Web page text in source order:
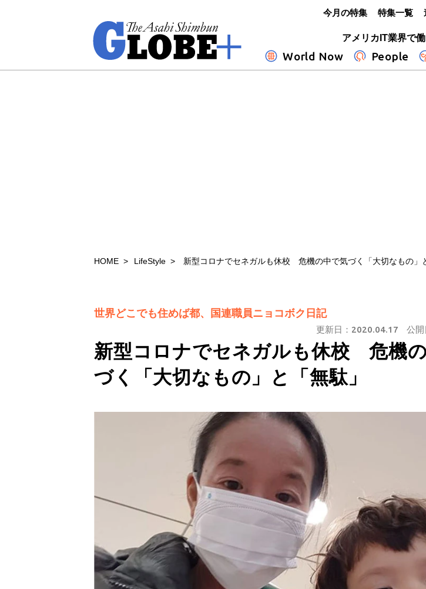
アメリカIT業界で働
World Now People
今月の特集 特集一覧
HOME LifeStyle 新型コロナでセネガルも休校 危機の中で気づく「大切なもの」
新型コロナでセネガルも休校 危機
づく「大切なもの」と「無駄」
世界どこでも住めば都、国連職員ニョコボク日記
更新日： 2020.04.17 公開